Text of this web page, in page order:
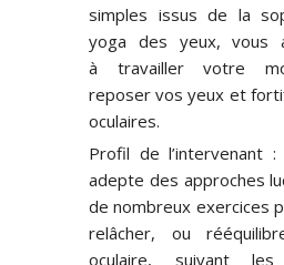
simples issus de la
yoga des yeux, vous
à travailler votre
reposer vos yeux et
oculaires.
Profil de l’intervenant
adepte des approches
de nombreux exercices
relâcher, ou
oculaire, suivant